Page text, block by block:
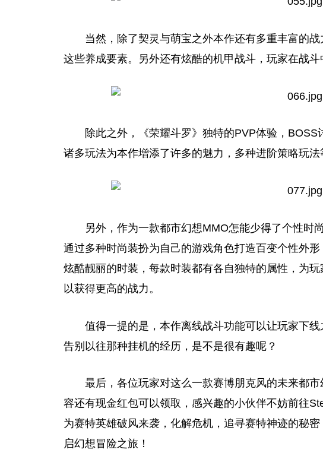
当然，除了契灵与萌宝之外本作还有多重丰富的战
这些养成要素。另外还有炫酷的机甲战斗， 玩家在战斗
除此之外，《荣耀斗罗》独特的PVP体验，BOSS
诸多玩法为本作增添了许多的魅力，多种进阶策略玩法
另外，作为一款都市幻想MMO怎能少得了个性时
通过多种时尚装扮为自己的游戏角色打造百变个性外形
炫酷靓丽的时装，每款时装都有各自独特的属性 ，为玩
以获得更高的战力。
值得一提的是，本作离线战斗功能可以让玩家下线
告别以往那种挂机的经历，是不是很有趣呢？
最后，各位玩家对这么一款赛博朋克风的未来都
容还有现金红包可以领取，感兴趣的小伙伴不妨前往
为赛特英雄破风来袭，化解危机 ，追寻赛特神迹的秘
启幻想冒险之旅！